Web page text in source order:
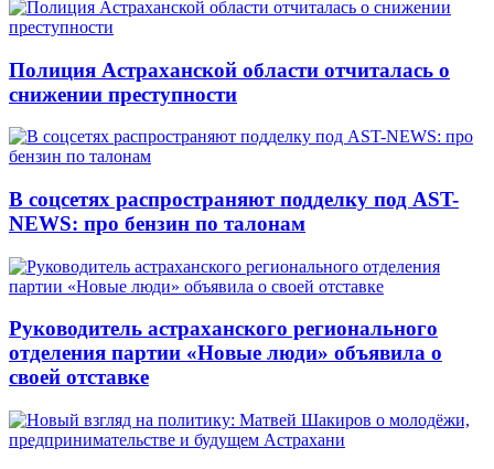
Полиция Астраханской области отчиталась о
снижении преступности
В соцсетях распространяют подделку под AST-
NEWS: про бензин по талонам
Руководитель астраханского регионального
отделения партии «Новые люди» объявила о
своей отставке